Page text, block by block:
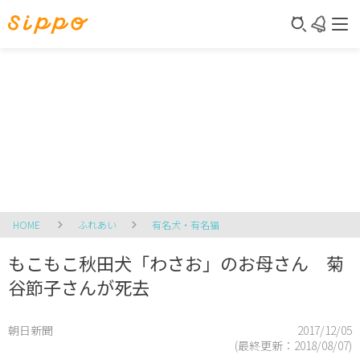
HOME ふれあい 有名犬・有名猫
もこもこ秋田犬「わさお」のお母さん 菊
谷節子さんが死去
朝日新聞
2017/12/05
(最終更新： 2018/08/07)